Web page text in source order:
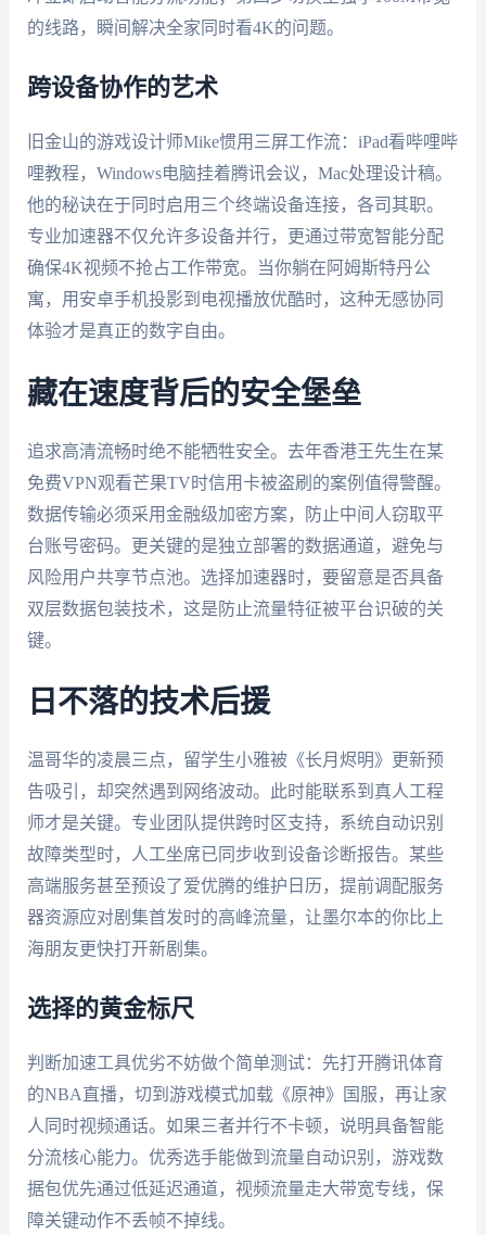
的线路，瞬间解决全家同时看4K的问题。
跨设备协作的艺术
旧金山的游戏设计师Mike惯用三屏工作流：iPad看哔哩哔
哩教程，Windows电脑挂着腾讯会议，Mac处理设计稿。
他的秘诀在于同时启用三个终端设备连接，各司其职。
专业加速器不仅允许多设备并行，更通过带宽智能分配
确保4K视频不抢占工作带宽。当你躺在阿姆斯特丹公
寓，用安卓手机投影到电视播放优酷时，这种无感协同
体验才是真正的数字自由。
藏在速度背后的安全堡垒
追求高清流畅时绝不能牺牲安全。去年香港王先生在某
免费VPN观看芒果TV时信用卡被盗刷的案例值得警醒。
数据传输必须采用金融级加密方案，防止中间人窃取平
台账号密码。更关键的是独立部署的数据通道，避免与
风险用户共享节点池。选择加速器时，要留意是否具备
双层数据包装技术，这是防止流量特征被平台识破的关
键。
日不落的技术后援
温哥华的凌晨三点，留学生小雅被《长月烬明》更新预
告吸引，却突然遇到网络波动。此时能联系到真人工程
师才是关键。专业团队提供跨时区支持，系统自动识别
故障类型时，人工坐席已同步收到设备诊断报告。某些
高端服务甚至预设了爱优腾的维护日历，提前调配服务
器资源应对剧集首发时的高峰流量，让墨尔本的你比上
海朋友更快打开新剧集。
选择的黄金标尺
判断加速工具优劣不妨做个简单测试：先打开腾讯体育
的NBA直播，切到游戏模式加载《原神》国服，再让家
人同时视频通话。如果三者并行不卡顿，说明具备智能
分流核心能力。优秀选手能做到流量自动识别，游戏数
据包优先通过低延迟通道，视频流量走大带宽专线，保
障关键动作不丢帧不掉线。